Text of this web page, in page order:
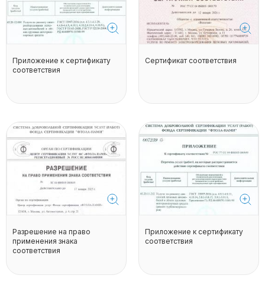
Приложение к сертификату
соответствия
Сертификат соответствия
Разрешение на право
применения знака
соответствия
Приложение к сертификату
соответствия